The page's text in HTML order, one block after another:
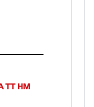
(TANH 2X3)